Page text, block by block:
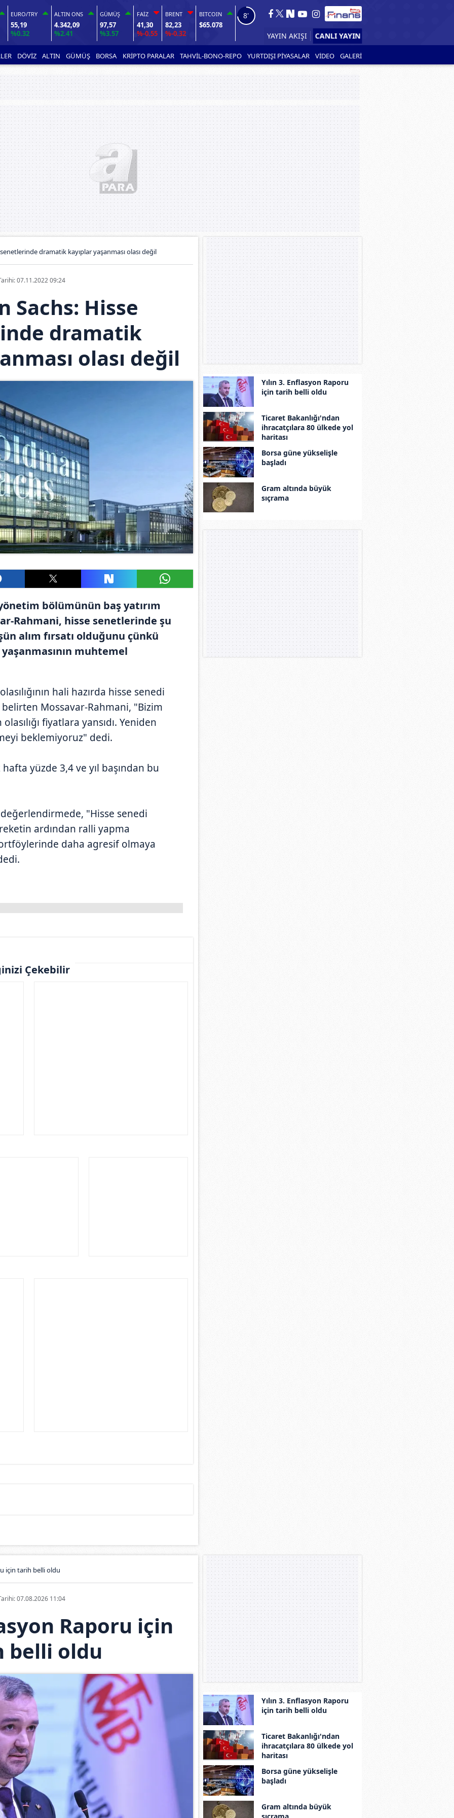
EURO/TRY
55,19
%0.32
ALTIN ONS
4.342,09
%2.41
GÜMÜŞ
97,57
%3.57
FAİZ
41,30
%-0.55
BRENT
82,23
%-0.32
BITCOIN
$65.078
6'
YAYIN AKIŞI
CANLI YAYIN
DÖVİZ ALTIN GÜMÜŞ BORSA KRİPTO PARALAR TAHVİL-BONO-REPO YURTDIŞI PİYASALAR VİDEO GALERİ
dramatik kayıplar yaşanması olası değil
07.11.2022 09:24
Sachs: Hisse
dramatik
olası değil
bölümünün baş yatırım
Rahmani, hisse senetlerinde şu
alım fırsatı olduğunu çünkü
muhtemel
hali hazırda hisse senedi
belirten Mossavar-Rahmani, "Bizim
fiyatlara yansıdı. Yeniden
beklemiyoruz" dedi.
yüzde 3,4 ve yıl başından bu
"Hisse senedi
ardından ralli yapma
daha agresif olmaya
Çekebilir
Yılın 3. Enflasyon Raporu
için tarih belli oldu
Ticaret Bakanlığı'ndan
ihracatçılara 80 ülkede yol
haritası
Borsa güne yükselişle
başladı
Gram altında büyük
sıçrama
için tarih belli oldu
07.08.2026 11:04
Raporu için
belli oldu
Yılın 3. Enflasyon Raporu
için tarih belli oldu
Ticaret Bakanlığı'ndan
ihracatçılara 80 ülkede yol
haritası
Borsa güne yükselişle
başladı
Gram altında büyük